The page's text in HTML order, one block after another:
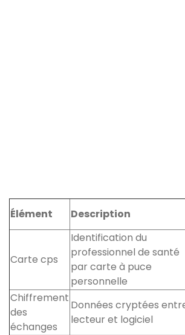
Élément Description
Carte cps
Identification du
professionnel de santé
par carte à puce
personnelle
Chiffrement
des
échanges
Données cryptées
lecteur et logiciel